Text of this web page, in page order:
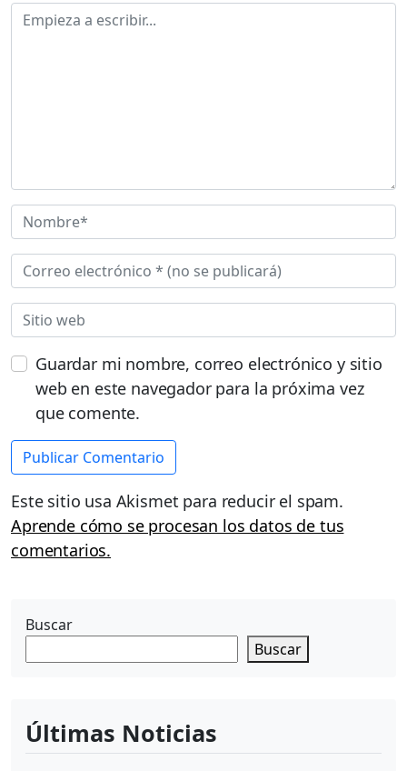
Guardar mi nombre, correo electrónico y sitio
web en este navegador para la próxima vez
que comente.
Este sitio usa Akismet para reducir el spam.
Aprende cómo se procesan los datos de tus
comentarios.
Buscar
Buscar
Últimas Noticias